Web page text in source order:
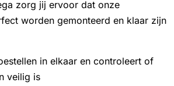
zorg jij ervoor dat onze
worden gemonteerd en klaar zijn
in elkaar en controleert of
veilig is